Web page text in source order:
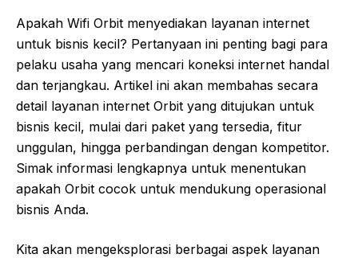
Apakah Wifi Orbit menyediakan layanan internet
untuk bisnis kecil? Pertanyaan ini penting bagi para
pelaku usaha yang mencari koneksi internet handal
dan terjangkau. Artikel ini akan membahas secara
detail layanan internet Orbit yang ditujukan untuk
bisnis kecil, mulai dari paket yang tersedia, fitur
unggulan, hingga perbandingan dengan kompetitor.
Simak informasi lengkapnya untuk menentukan
apakah Orbit cocok untuk mendukung operasional
bisnis Anda.
Kita akan mengeksplorasi berbagai aspek layanan